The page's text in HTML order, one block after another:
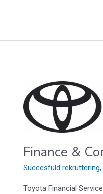
Finance &
Succesfuld rekruttering
Toyota Financial
Finance
&
Compliance
Controller